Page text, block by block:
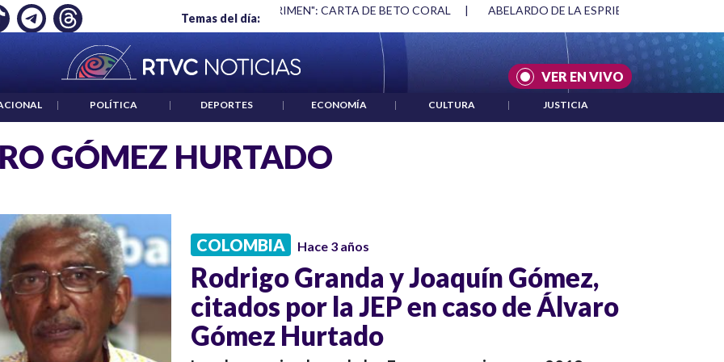
Temas del día:
EMPLEO: JP MORGAN "HABLAR NO ES UN CRIMEN": CARTA DE BETO CORAL | ABELARDO DE LA ESPRIELLA Y DMG
VER EN VIVO
| POLÍTICA | DEPORTES | ECONOMÍA | CULTURA | JUSTICIA
GÓMEZ HURTADO
COLOMBIA Hace 3 años
Rodrigo Granda y Joaquín Gómez,
citados por la JEP en caso de Álvaro
Gómez Hurtado